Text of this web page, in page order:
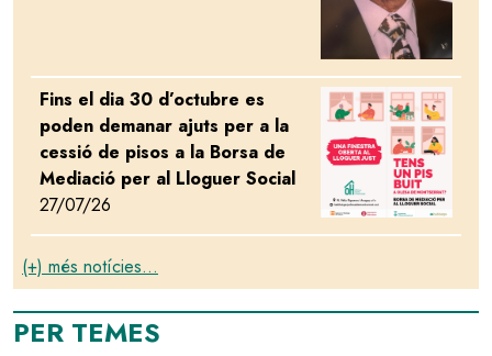
Fins el dia 30 d’octubre es
poden demanar ajuts per a la
cessió de pisos a la Borsa de
Mediació per al Lloguer Social
27/07/26
Image
(+) més notícies...
PER TEMES